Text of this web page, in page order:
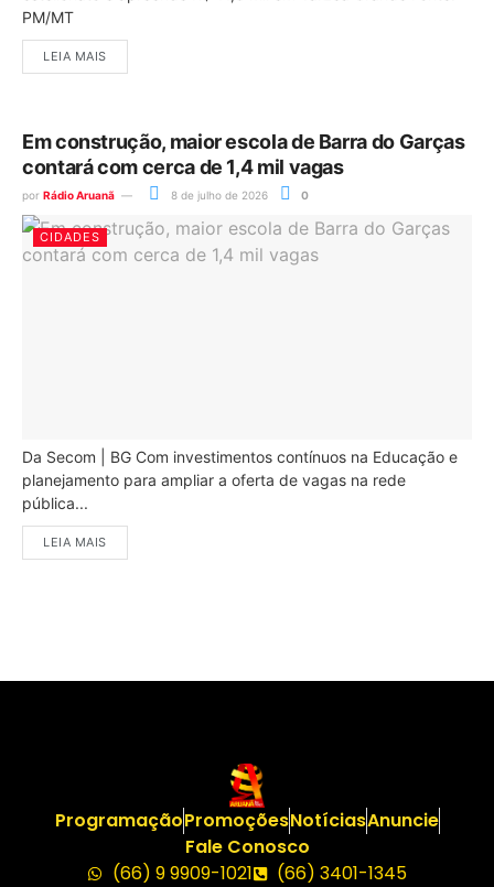
PM/MT
LEIA MAIS
Em construção, maior escola de Barra do Garças
contará com cerca de 1,4 mil vagas
por Rádio Aruanã 8 de julho de 2026 0
CIDADES
Da Secom | BG Com investimentos contínuos na Educação e
planejamento para ampliar a oferta de vagas na rede
pública...
LEIA MAIS
ProgramaçãoPromoçõesNotíciasAnuncie
Fale Conosco
(66) 9 9909-1021
(66) 3401-1345